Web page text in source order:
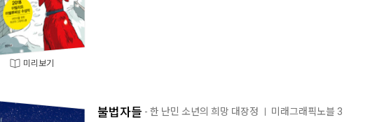
미리보기
불법자들 - 한 난민 소년의 희망 대장정 미래그래픽노블 3